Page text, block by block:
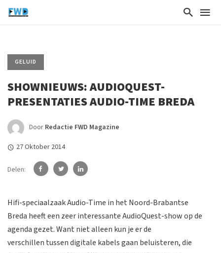
GELUID
SHOWNIEUWS: AUDIOQUEST-
PRESENTATIES AUDIO-TIME BREDA
Door Redactie FWD Magazine
27 Oktober 2014
Delen:
Hifi-speciaalzaak Audio-Time in het Noord-Brabantse
Breda heeft een zeer interessante AudioQuest-show op de
agenda gezet. Want niet alleen kun je er de
verschillen tussen digitale kabels gaan beluisteren, die